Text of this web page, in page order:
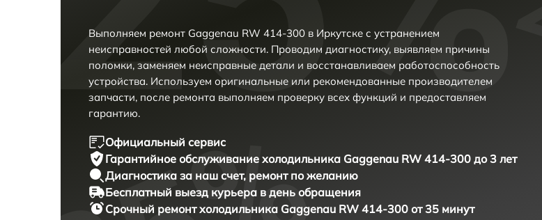
Выполняем ремонт Gaggenau RW 414-300 в Иркутске с устранением
неисправностей любой сложности. Проводим диагностику, выявляем причины
поломки, заменяем неисправные детали и восстанавливаем работоспособность
устройства. Используем оригинальные или рекомендованные производителем
запчасти, после ремонта выполняем проверку всех функций и предоставляем
гарантию.
Официальный сервис
Гарантийное обслуживание холодильника Gaggenau RW 414-300 до 3 лет
Диагностика за наш счет, ремонт по желанию
Бесплатный выезд курьера в день обращения
Срочный ремонтхолодильника Gaggenau RW 414-300 от 35 минут